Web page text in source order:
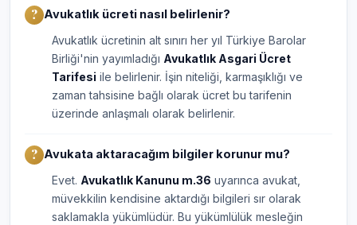
Avukatlık ücreti nasıl belirlenir?
Avukatlık ücretinin alt sınırı her yıl Türkiye Barolar
Birliği'nin yayımladığı Avukatlık Asgari Ücret
Tarifesi ile belirlenir. İşin niteliği, karmaşıklığı ve
zaman tahsisine bağlı olarak ücret bu tarifenin
üzerinde anlaşmalı olarak belirlenir.
Avukata aktaracağım bilgiler korunur mu?
Evet. Avukatlık Kanunu m.36 uyarınca avukat,
müvekkilin kendisine aktardığı bilgileri sır olarak
saklamakla yükümlüdür. Bu yükümlülük mesleğin